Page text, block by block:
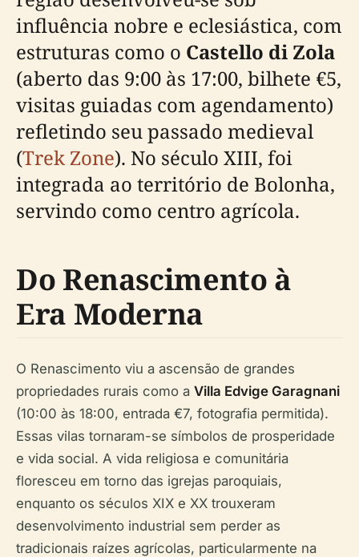
influência nobre e eclesiástica, com
estruturas como o Castello di Zola
(aberto das 9:00 às 17:00, bilhete €5,
visitas guiadas com agendamento)
refletindo seu passado medieval
(Trek Zone). No século XIII, foi
integrada ao território de Bolonha,
servindo como centro agrícola.
Do Renascimento à
Era Moderna
O Renascimento viu a ascensão de grandes
propriedades rurais como a Villa Edvige Garagnani
(10:00 às 18:00, entrada €7, fotografia permitida).
Essas vilas tornaram-se símbolos de prosperidade
e vida social. A vida religiosa e comunitária
floresceu em torno das igrejas paroquiais,
enquanto os séculos XIX e XX trouxeram
desenvolvimento industrial sem perder as
tradicionais raízes agrícolas, particularmente na